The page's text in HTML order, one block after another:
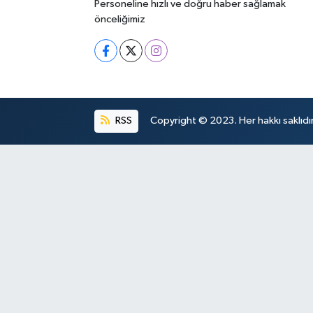
Personeline hızlı ve doğru haber sağlamak
önceliğimiz
RSS Copyright © 2023. Her hakkı